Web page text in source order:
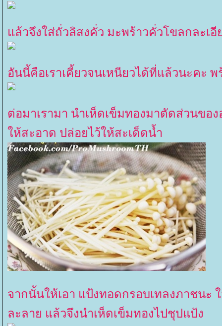
ล้วจึงใส่ถั่วลิสงคั่ว มะพร้าวคั่วโขลกละเอี
อันนี้คือเราเคี้ยวจนเหนียวได้ที่แล้วนะคะ
ต่อมาเรามา นำเห็ดเข็มทองมาตัดส่วนของ
ห้สะอาด ปล่อยไว้ให้สะเด็ดน้ำ
จากนั้นให้เอา แป้งทอดกรอบเทลงภาชนะ
ละลาย แล้วจึงนำเห็ดเข็มทองไปชุปแป้ง